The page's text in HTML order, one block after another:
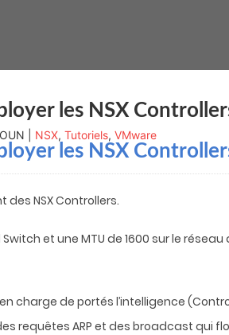
les NSX
| NSX, Tutoriels, VMware
les NSX
NSX Controllers.
et une MTU de 1600 sur le
charge de portés l’intelligence
requêtes ARP et des broadcast qui